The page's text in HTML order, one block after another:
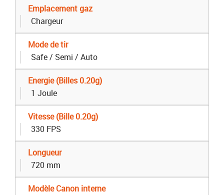
Emplacement gaz
Chargeur
Mode de tir
Safe / Semi / Auto
Energie (Billes 0.20g)
1 Joule
Vitesse (Bille 0.20g)
330 FPS
Longueur
720 mm
Modèle Canon interne